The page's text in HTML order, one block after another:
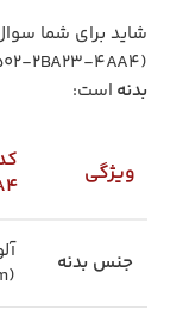
شاید برای شما
(1LE1502-2BA23-4AA4) چیست. مهمترین تفاوت در
بدنه است:
ویژگی
جنس بدنه
(Aluminum)